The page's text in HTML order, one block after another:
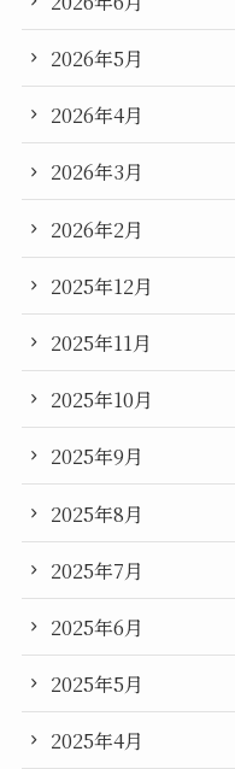
2026年5月
2026年4月
2026年3月
2026年2月
2025年12月
2025年11月
2025年10月
2025年9月
2025年8月
2025年7月
2025年6月
2025年5月
2025年4月